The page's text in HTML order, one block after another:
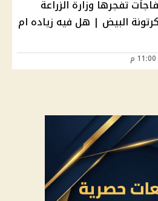
تفجرها وزارة الزراعة
البيض | هل فيه زياده ام